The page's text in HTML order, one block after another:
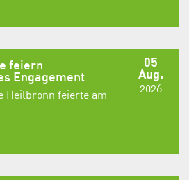
05
Aug.
2026
feiern
Engagement
Heilbronn feierte am